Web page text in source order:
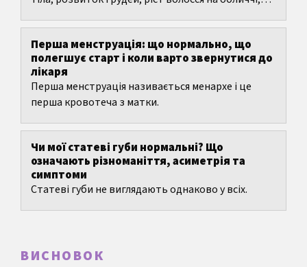
настрій...
Перша менструація: що нормально, що
полегшує старт і коли варто звернутися до
лікаря
Перша менструація називається менархе і це
перша кровотеча з матки.
Чи мої статеві губи нормальні? Що
означають різноманіття, асиметрія та
симптоми
Статеві губи не виглядають однаково у всіх.
ВИСНОВОК